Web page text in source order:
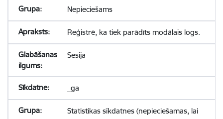
Nepieciešams
Reģistrē, ka tiek parādīts modālais logs.
Sesija
_ga
Statistikas sīkdatnes (nepieciešamas, lai